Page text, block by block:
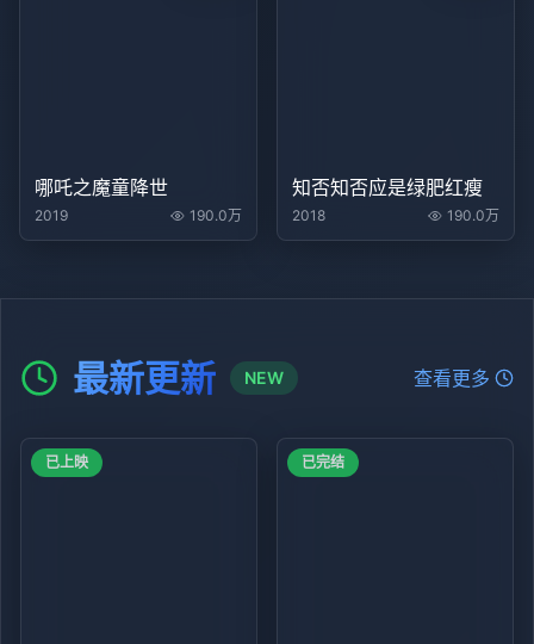
哪吒之魔童降世
2019 190.0万
知否知否应是绿肥红瘦
2018 190.0万
最新更新 NEW 查看更多
已上映 已完结